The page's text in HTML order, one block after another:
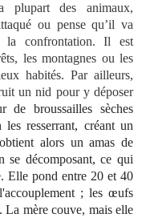
plupart des animaux,
ou pense qu’il va
la confrontation. Il est
les montagnes ou les
habités. Par ailleurs,
un nid pour y déposer
de broussailles sèches
resserrant, créant un
alors un amas de
se décomposant, ce qui
Elle pond entre 20 et 40
; les œufs
La mère couve, mais elle